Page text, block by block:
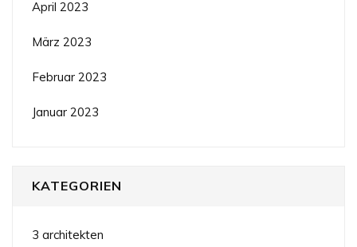
April 2023
März 2023
Februar 2023
Januar 2023
KATEGORIEN
3 architekten